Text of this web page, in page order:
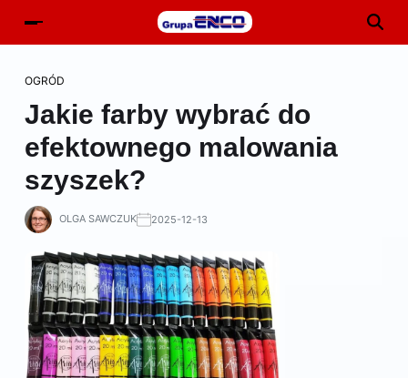
OGRÓD
Jakie farby wybrać do
efektownego malowania
szyszek?
OLGA SAWCZUK 2025-12-13